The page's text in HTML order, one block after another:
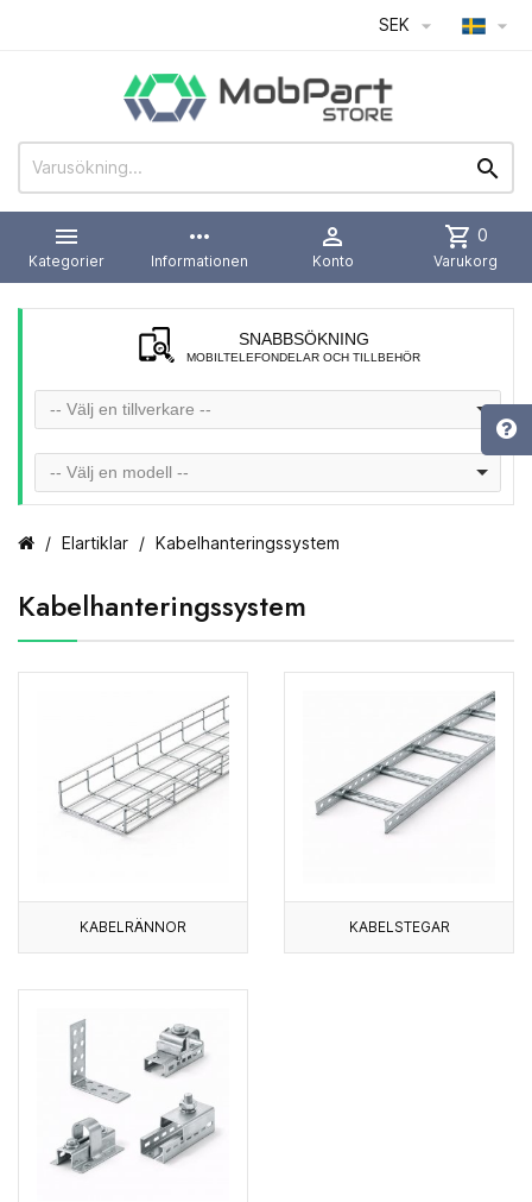
SEK  


Kategorier
more_horiz
Informationen

Konto
shopping_cart 0
Varukorg
SNABBSÖKNING
MOBILTELEFONDELAR OCH TILLBEHÖR
-- Välj en tillverkare --
-- Välj en modell --
Elartiklar Kabelhanteringssystem
Kabelhanteringssystem
KABELRÄNNOR KABELSTEGAR